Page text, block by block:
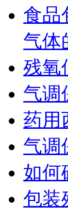
食品
气体
残氧
气调
药用
气调
如何
包装